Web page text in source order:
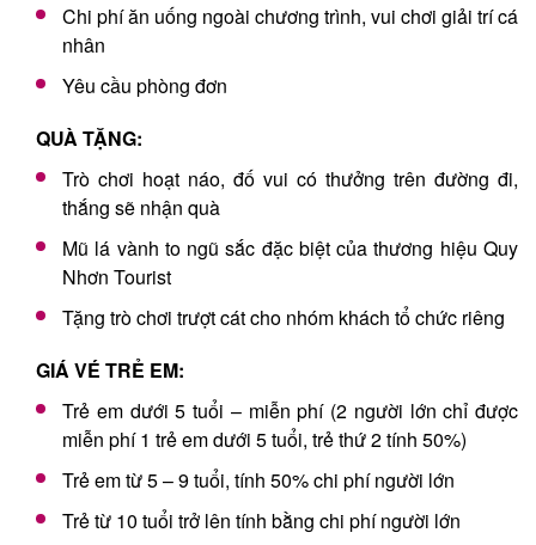
Chi phí ăn uống ngoài chương trình, vui chơi giải trí cá
nhân
Yêu cầu phòng đơn
QUÀ TẶNG:
Trò chơi hoạt náo, đố vui có thưởng trên đường đi,
thắng sẽ nhận quà
Mũ lá vành to ngũ sắc đặc biệt của thương hiệu Quy
Nhơn Tourist
Tặng trò chơi trượt cát cho nhóm khách tổ chức riêng
GIÁ VÉ TRẺ EM:
Trẻ em dưới 5 tuổi – miễn phí (2 người lớn chỉ được
miễn phí 1 trẻ em dưới 5 tuổi, trẻ thứ 2 tính 50%)
Trẻ em từ 5 – 9 tuổi, tính 50% chi phí người lớn
Trẻ từ 10 tuổi trở lên tính bằng chi phí người lớn